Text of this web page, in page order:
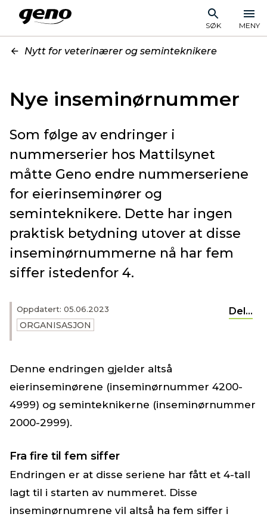
SØK MENY
Nytt for veterinærer og seminteknikere
Nye inseminørnummer
Oppdatert: 05.06.2023
ORGANISASJON
Del...
Som følge av endringer i
nummerserier hos Mattilsynet
måtte Geno endre nummerseriene
for eierinseminører og
seminteknikere. Dette har ingen
praktisk betydning utover at disse
inseminørnummerne nå har fem
siffer istedenfor 4.
Denne endringen gjelder altså
eierinseminørene (inseminørnummer 4200-
4999) og seminteknikerne (inseminørnummer
2000-2999).
Fra fire til fem siffer
Endringen er at disse seriene har fått et 4-tall
lagt til i starten av nummeret. Disse
inseminørnumrene vil altså ha fem siffer i